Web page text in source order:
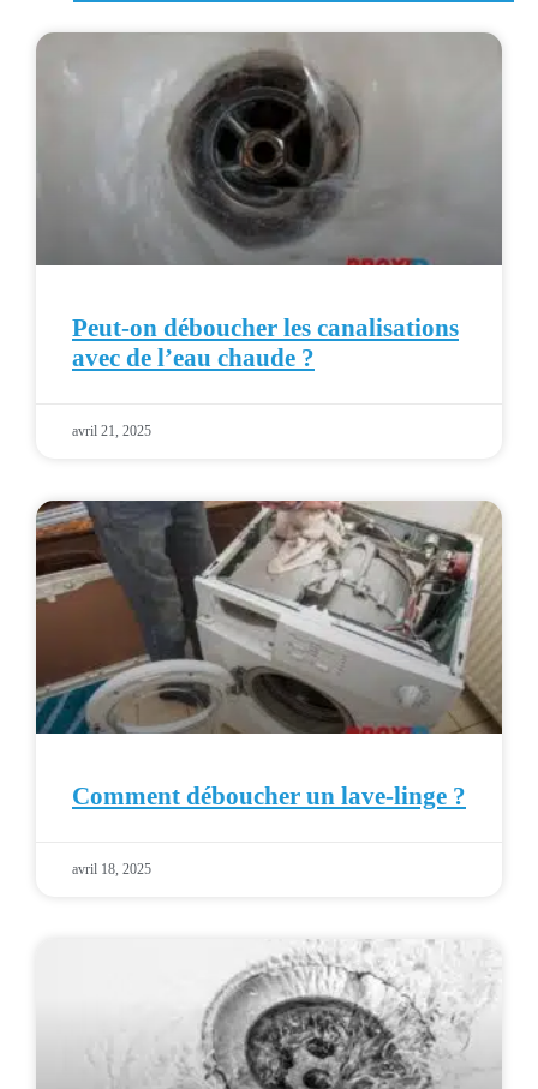
Peut-on déboucher les canalisations
avec de l’eau chaude ?
avril 21, 2025
Comment déboucher un lave-linge ?
avril 18, 2025